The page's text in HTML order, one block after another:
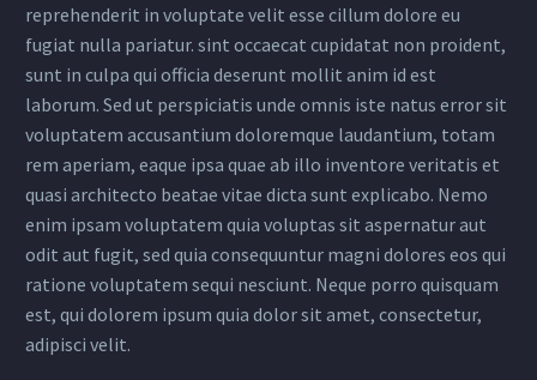
reprehenderit in voluptate velit esse cillum dolore eu
fugiat nulla pariatur. sint occaecat cupidatat non proident,
sunt in culpa qui officia deserunt mollit anim id est
laborum. Sed ut perspiciatis unde omnis iste natus error sit
voluptatem accusantium doloremque laudantium, totam
rem aperiam, eaque ipsa quae ab illo inventore veritatis et
quasi architecto beatae vitae dicta sunt explicabo. Nemo
enim ipsam voluptatem quia voluptas sit aspernatur aut
odit aut fugit, sed quia consequuntur magni dolores eos qui
ratione voluptatem sequi nesciunt. Neque porro quisquam
est, qui dolorem ipsum quia dolor sit amet, consectetur,
adipisci velit.